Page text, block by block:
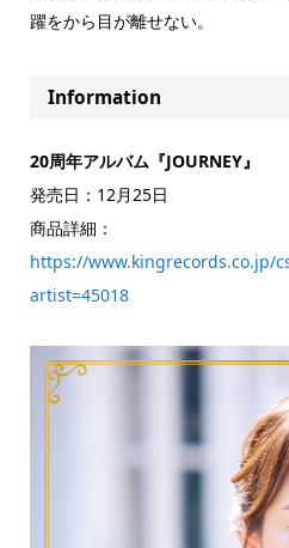
躍をから目が離せない。
Information
20周年アルバム『JOURNEY』
発売日：12月25日
商品詳細：
https://www.kingrecords.co.jp/
artist=45018